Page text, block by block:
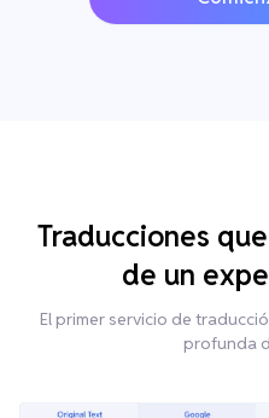
Traducciones
de un
El primer servicio de
profunda